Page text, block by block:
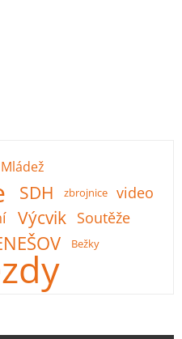
Mládež
SDH zbrojnice video
Výcvik Soutěže
Bežky